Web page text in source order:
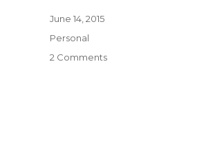
Posted
June 14, 2015
Categories
Personal
2 Commentson